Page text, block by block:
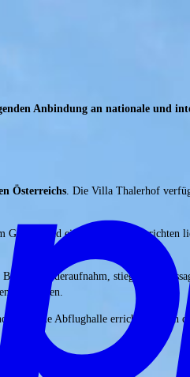
Anbindung an nationale und
Österreichs. Die Villa Thalerhof
Grazer Feld ein Grasflugfeld errichten
wiederaufnahm, stiegen die
wurden.
eine neue Abflughalle errichtet, durch